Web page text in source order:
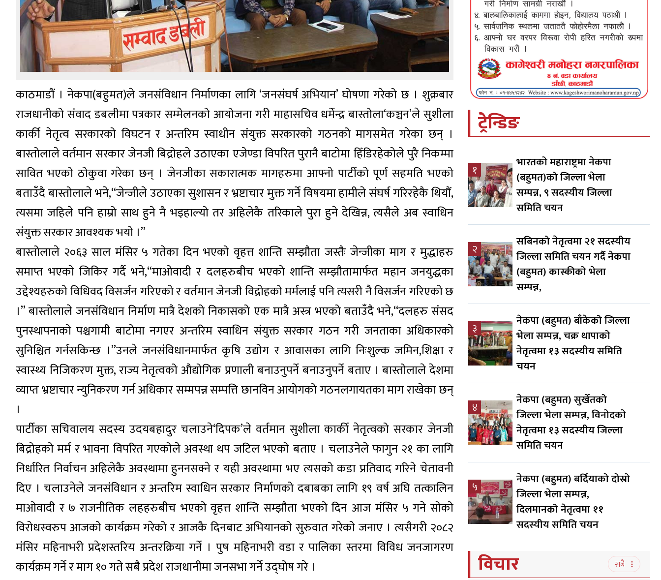
काठमाडौं । नेकपा(बहुमत)ले जनसंविधान निर्माणका लागि ‘जनसंघर्ष अभियान’ घोषणा गरेको छ । शुक्रबार
राजधानीको संवाद डबलीमा पत्रकार सम्मेलनको आयोजना गरी माहासचिव धर्मेन्द्र बास्तोला‘कञ्चन’ले सुशीला
कार्की नेतृत्व सरकारको विघटन र अन्तरिम स्वाधीन संयुक्त सरकारको गठनको मागसमेत गरेका छन् ।
बास्तोलाले वर्तमान सरकार जेनजी बिद्रोहले उठाएका एजेण्डा विपरित पुरानै बाटोमा हिँडिरहेकोले पुरै निकम्मा
सावित भएको ठोकुवा गरेका छन् । जेनजीका सकारात्मक मागहरुमा आफ्नो पार्टीको पूर्ण सहमति भएको
बताउँदै बास्तोलाले भने,“जेन्जीले उठाएका सुशासन र भ्रष्टाचार मुक्त गर्ने विषयमा हामीले संघर्ष गरिरहेकै थियौं,
त्यसमा जहिले पनि हाम्रो साथ हुने नै भइहाल्यो तर अहिलेकै तरिकाले पुरा हुने देखिन्न, त्यसैले अब स्वाधिन
संयुक्त सरकार आवश्यक भयो ।”
बास्तोलाले २०६३ साल मंसिर ५ गतेका दिन भएको वृहत्त शान्ति सम्झौता जस्तैः जेन्जीका माग र मुद्धाहरु
समाप्त भएको जिकिर गर्दै भने,“माओवादी र दलहरुबीच भएको शान्ति सम्झौतामार्फत महान जनयुद्धका
उद्देश्यहरुको विधिवद विसर्जन गरिएको र वर्तमान जेनजी विद्रोहको मर्मलाई पनि त्यसरी नै विसर्जन गरिएको छ
।” बास्तोलाले जनसंविधान निर्माण मात्रै देशको निकासको एक मात्रै अस्त्र भएको बताउँदै भने,“दलहरु संसद
पुनस्थापनाको पश्चगामी बाटोमा नगएर अन्तरिम स्वाधिन संयुक्त सरकार गठन गरी जनताका अधिकारको
सुनिश्चित गर्नसकिन्छ ।”उनले जनसंविधानमार्फत कृषि उद्योग र आवासका लागि निःशुल्क जमिन,शिक्षा र
स्वास्थ्य निजिकरण मुक्त, राज्य नेतृत्वको औद्योगिक प्रणाली बनाउनुपर्ने बनाउनुपर्ने बताए । बास्तोलाले देशमा
व्याप्त भ्रष्टाचार न्युनिकरण गर्न अधिकार सम्मपन्न सम्पत्ति छानविन आयोगको गठनलगायतका माग राखेका छन्
।
पार्टीका सचिवालय सदस्य उदयबहादुर चलाउने‘दिपक’ले वर्तमान सुशीला कार्की नेतृत्वको सरकार जेनजी
बिद्रोहको मर्म र भावना विपरित गएकोले अवस्था थप जटिल भएको बताए । चलाउनेले फागुन २१ का लागि
निर्धारित निर्वाचन अहिलेकै अवस्थामा हुननसक्ने र यही अवस्थामा भए त्यसको कडा प्रतिवाद गरिने चेतावनी
दिए । चलाउनेले जनसंविधान र अन्तरिम स्वाधिन सरकार निर्माणको दबाबका लागि १९ वर्ष अघि तत्कालिन
माओवादी र ७ राजनीतिक लहहरुबीच भएको वृहत्त शान्ति सम्झौता भएको दिन आज मंसिर ५ गने सोको
विरोधस्वरुप आजको कार्यक्रम गरेको र आजकै दिनबाट अभियानको सुरुवात गरेको जनाए । त्यसैगरी २०८२
मंसिर महिनाभरी प्रदेशस्तरिय अन्तरक्रिया गर्ने । पुष महिनाभरी वडा र पालिका स्तरमा विविध जनजागरण
कार्यक्रम गर्ने र माग १० गते सबै प्रदेश राजधानीमा जनसभा गर्ने उद्घोष गरे ।
ट्रेन्डिङ
१
भारतको महाराष्ट्रमा नेकपा
(बहुमत)को जिल्ला भेला
सम्पन्न, ९ सदस्यीय जिल्ला
समिति चयन
२
सबिनको नेतृत्वमा २१ सदस्यीय
जिल्ला समिति चयन गर्दै नेकपा
(बहुमत) कास्कीको भेला
सम्पन्न,
३
नेकपा (बहुमत) बाँकेको जिल्ला
भेला सम्पन्न, चक्र थापाको
नेतृत्वमा १३ सदस्यीय समिति
चयन
४
नेकपा (बहुमत) सुर्खेतको
जिल्ला भेला सम्पन्न, विनोदको
नेतृत्वमा १३ सदस्यीय जिल्ला
समिति चयन
५
नेकपा (बहुमत) बर्दियाको दोस्रो
जिल्ला भेला सम्पन्न,
दिलमानको नेतृत्वमा ११
सदस्यीय समिति चयन
विचार सबै